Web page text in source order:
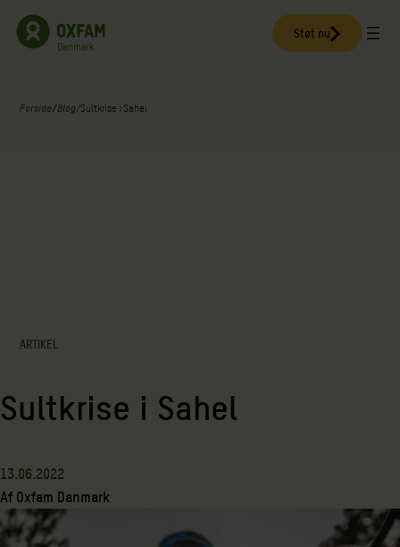
Spring
Støt nu
Forside/Blog/Sultkrise i Sahel
ARTIKEL
Sultkrise i Sahel
13.06.2022
Af Oxfam Danmark